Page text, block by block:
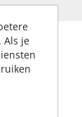
Als je